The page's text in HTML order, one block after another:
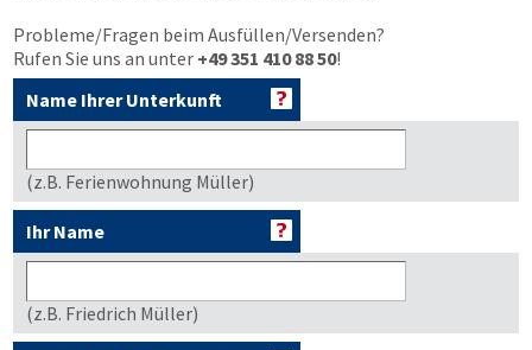
Probleme/Fragen beim Ausfüllen/Versenden?
Rufen Sie uns an unter +49 351 410 88 50!
Name Ihrer Unterkunft
(z.B. Ferienwohnung Müller)
Ihr Name
(z.B. Friedrich Müller)